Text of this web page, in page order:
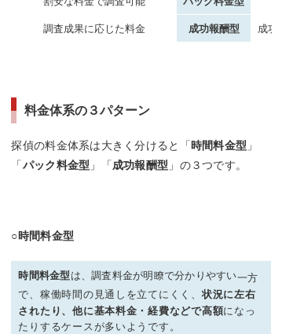
調査成果に応じた料金
成功報酬型 成功の
料金体系の３パターン
探偵の料金体系は大きく分けると「時間料金型 」
「パック料金型 」「成功報酬型 」の３つです。
○時間料金型
時間料金型は、調査料金が明瞭で分かりやすい一方
で、稼働時間の見通しを立てにくく、状況に左右
されたり、他に基本料金・経費などで高額になっ
たりするケースが多いようです。